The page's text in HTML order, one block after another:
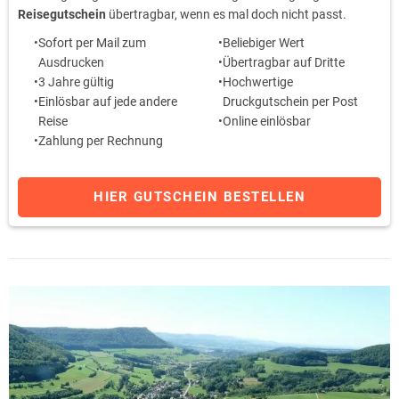
Reisegutschein übertragbar, wenn es mal doch nicht passt.
Sofort per Mail zum
Ausdrucken
3 Jahre gültig
Einlösbar auf jede andere
Reise
Zahlung per Rechnung
Beliebiger Wert
Übertragbar auf Dritte
Hochwertige
Druckgutschein per Post
Online einlösbar
HIER GUTSCHEIN BESTELLEN